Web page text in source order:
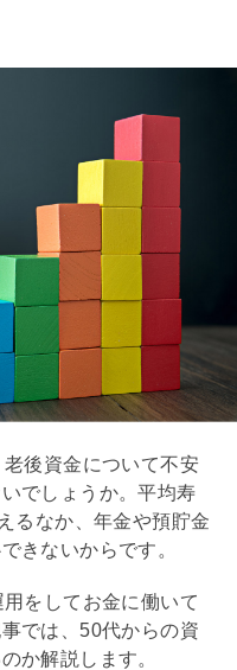
も長期での運用を心が
後資金について不安
でしょうか。平均寿
るなか、年金や預貯金
きないからです。
をしてお金に働いて
では、50代からの資
か解説します。